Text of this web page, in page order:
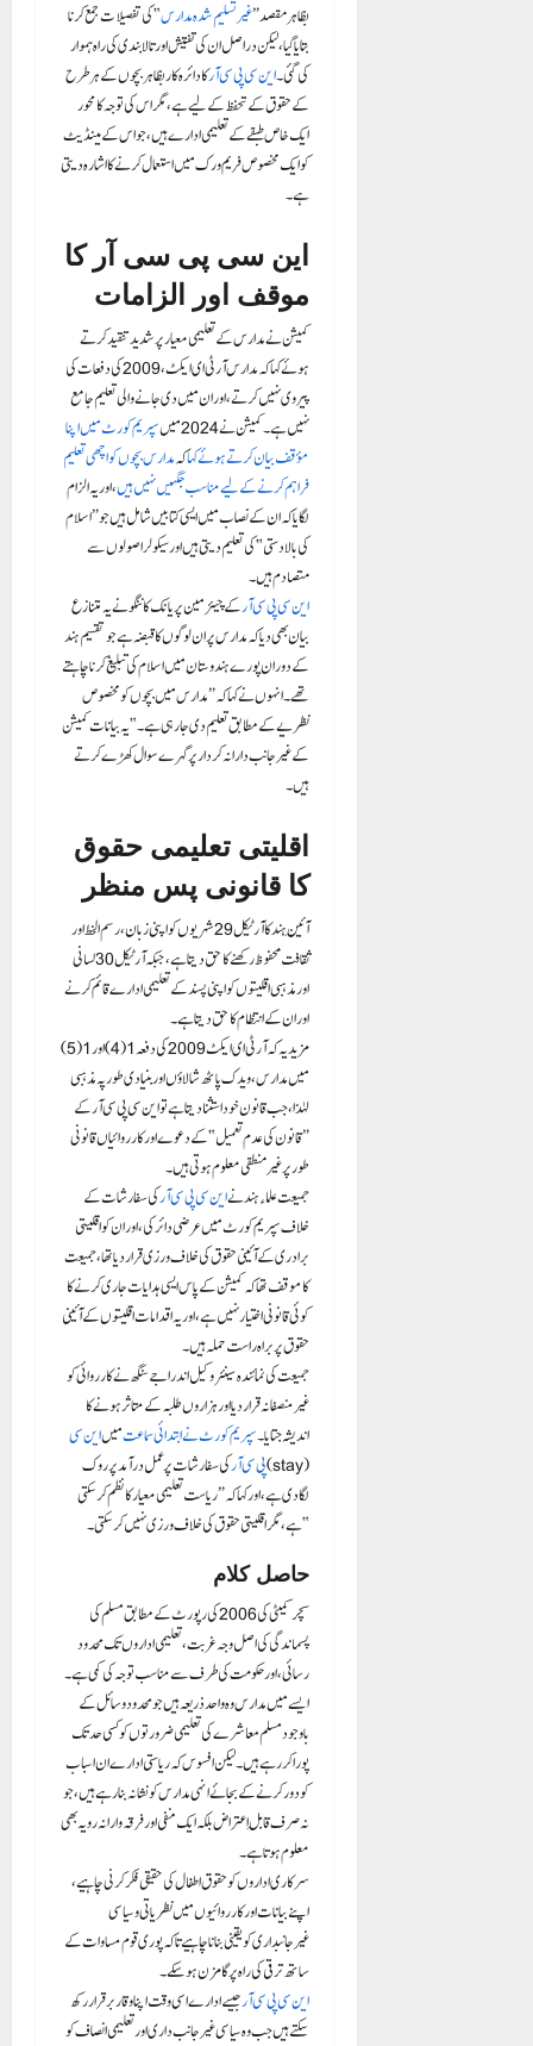
بظاہر مقصد “غیر تسلیم شدہ مدارس” کی تفصیلات جمع کرنا
بتایا گیا، لیکن دراصل ان کی تفتیش اور تالا بندی کی راہ ہموار
کی گئی۔این سی پی سی آرکا دائرہ کار بظاہر بچوں کے ہر طرح
کے حقوق کے تحفظ کے لیے ہے، مگر اس کی توجہ کا محور
ایک خاص طبقے کے تعلیمی ادارے ہیں، جو اس کے مینڈیٹ
کو ایک مخصوص فریم ورک میں استعمال کرنے کا اشارہ دیتی
ہے۔
این سی پی سی آر کا
موقف اور الزامات
کمیشن نے مدارس کے تعلیمی معیار پر شدید تنقید کرتے
ہوئے کہا کہ مدارس آر ٹی ای ایکٹ، 2009 کی دفعات کی
پیروی نہیں کرتے، اور ان میں دی جانے والی تعلیم جامع
نہیں ہے۔ کمیشن نے 2024 میں
سپریم کورٹ میں اپنا
مؤقف بیان کرتے ہوئے کہاکہمدارس بچوں کو اچھی تعلیم
فراہم کرنے کے لیے مناسب جگہیں نہیں ہیں، اور یہ الزام
لگایا کہ ان کے نصاب میں ایسی کتابیں شامل ہیں جو “اسلام
کی بالادستی” کی تعلیم دیتی ہیں اور سیکولر اصولوں سے
متصادم ہیں۔
این سی پی سی آرکے چیئرمین پریانک کاننگو نے یہ متنازع
بیان بھی دیا کہ مدارس پر ان لوگوں کا قبضہ ہے جو تقسیم ہند
کے دوران پورے ہندوستان میں اسلام کی تبلیغ کرنا چاہتے
تھے۔ انہوں نے کہا کہ “مدارس میں بچوں کو مخصوص
نظریے کے مطابق تعلیم دی جا رہی ہے۔” یہ بیانات کمیشن
کے غیر جانب دارانہ کردار پر گہرے سوال کھڑے کرتے
ہیں۔
اقلیتی تعلیمی حقوق
کا قانونی پس منظر
آئینِ ہند کا آرٹیکل 29 شہریوں کو اپنی زبان، رسم الخط اور
ثقافت محفوظ رکھنے کا حق دیتا ہے، جبکہ آرٹیکل 30 لسانی
اور مذہبی اقلیتوں کو اپنی پسند کے تعلیمی ادارے قائم کرنے
اور ان کے انتظام کا حق دیتا ہے۔
مزید یہ کہ آر ٹی ای ایکٹ 2009 کی دفعہ 1 (4) اور 1(5)
میں مدارس، ویدک پاٹھ شالاؤں اور بنیادی طور پہ مذہبی
لہٰذا، جب قانون خود استثنا دیتا ہے تو این سی پی سی آر کے
“قانون کی عدم تعمیل” کے دعوے اور کارروائیاں قانونی
طور پر غیر منطقی معلوم ہوتی ہیں۔
جمیعت علماء ہند نےاین سی پی سی آرکی سفارشات کے
خلاف سپریم کورٹ میں عرضی دائر کی، اور ان کو اقلیتی
برادری کے آئینی حقوق کی خلاف ورزی قرار دیا تھا، جمیعت
کا موقف تھا کہ کمیشن کے پاس ایسی ہدایات جاری کرنے کا
کوئی قانونی اختیار نہیں ہے، اور یہ اقدامات اقلیتوں کے آئینی
حقوق پر براہ راست حملہ ہیں۔
جمیعت کی نمائندہ سینئر وکیل اندرا جے سنگھ نے کارروائی کو
غیر منصفانہ قرار دیا اور ہزاروں طلبہ کے متاثر ہونے کا
اندیشہ جتایا۔سپریم کورٹ نے ابتدائی سماعتمیںاین سی
پی سی آرکی سفارشات پر عمل در آمد پر روک (stay)
لگادی ہے، اور کہا کہ “ریاست تعلیمی معیار کا نظم کر سکتی
ہے، مگر اقلیتی حقوق کی خلاف ورزی نہیں کر سکتی۔”
حاصل کلام
سچر کمیٹی کی 2006 کی رپورٹ کے مطابق مسلم کی
پسماندگی کی اصل وجہ غربت، تعلیمی اداروں تک محدود
رسائی، اور حکومت کی طرف سے مناسب توجہ کی کمی ہے۔
ایسے میں مدارس وہ واحد ذریعہ ہیں جو محدود وسائل کے
باوجود مسلم معاشرے کی تعلیمی ضرورتوں کو کسی حد تک
پورا کر رہے ہیں۔ لیکن افسوس کہ ریاستی ادارے ان اسباب
کو دور کرنے کے بجائے انہی مدارس کو نشانہ بنا رہے ہیں، جو
نہ صرف قابلِ اعتراض بلکہ ایک منفی اور فرقہ وارانہ رویہ بھی
معلوم ہوتا ہے۔
سرکاری اداروں کو حقوق اطفال کی حقیقی فکر کرنی چاہیے،
اپنے بیانات اور کارروائیوں میں نظریاتی و سیاسی
غیرجانبداری کو یقینی بنانا چاہیے تاکہ پوری قوم مساوات کے
ساتھ ترقی کی راہ پر گامزن ہو سکے۔
این سی پی سی آرجیسے ادارے اسی وقت اپنا وقار برقرار رکھ
سکتے ہیں جب وہ سیاسی غیر جانب داری اور تعلیمی انصاف کو